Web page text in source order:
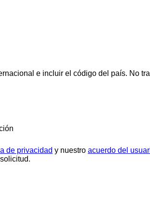
e incluir el código del país. No
de privacidad y nuestro acuerdo del